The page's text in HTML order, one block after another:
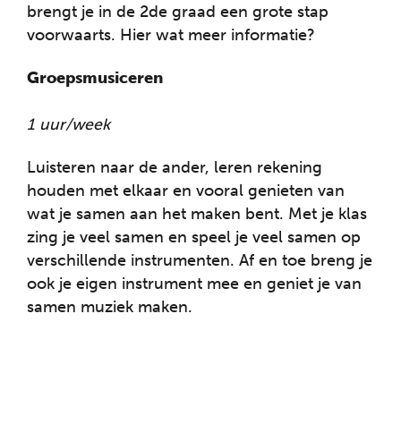
brengt je in de 2de graad een grote stap
voorwaarts. Hier wat meer informatie?
Groepsmusiceren
1 uur/week
Luisteren naar de ander, leren rekening
houden met elkaar en vooral genieten van
wat je samen aan het maken bent. Met je klas
zing je veel samen en speel je veel samen op
verschillende instrumenten. Af en toe breng je
ook je eigen instrument mee en geniet je van
samen muziek maken.